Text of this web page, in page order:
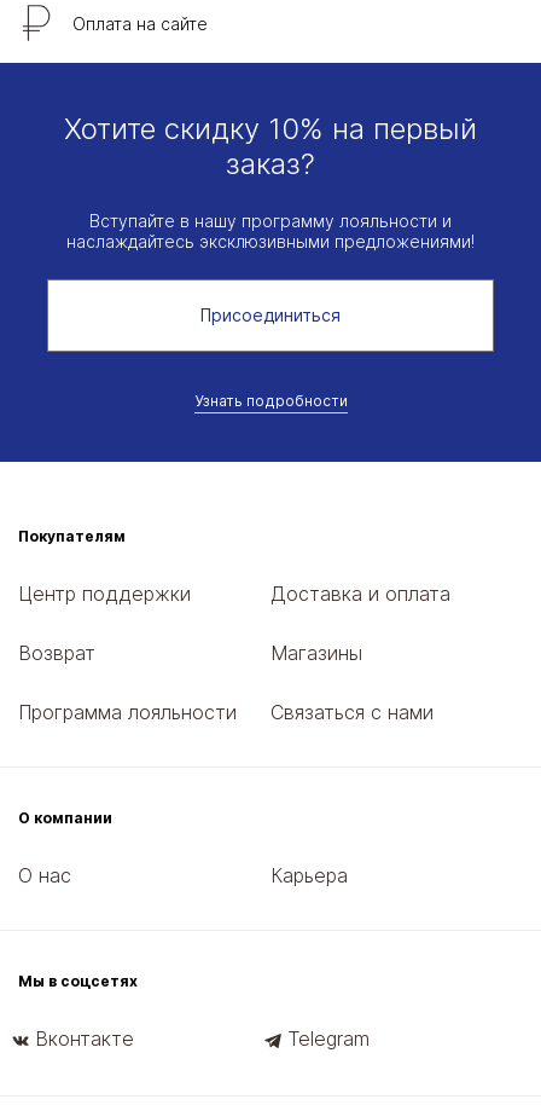
Оплата на сайте
Хотите скидку 10% на первый
заказ?
Вступайте в нашу программу лояльности и
наслаждайтесь эксклюзивными предложениями!
Присоединиться
Узнать подробности
Покупателям
Центр поддержки Доставка и оплата
Возврат Магазины
Программа лояльности Связаться с нами
О компании
О нас Карьера
Мы в соцсетях
Вконтакте Telegram